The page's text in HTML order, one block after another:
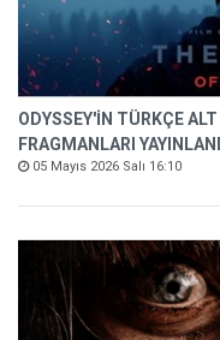
ODYSSEY'İN TÜRKÇE
FRAGMANLARI
05 Mayıs 2026 Salı 16:10